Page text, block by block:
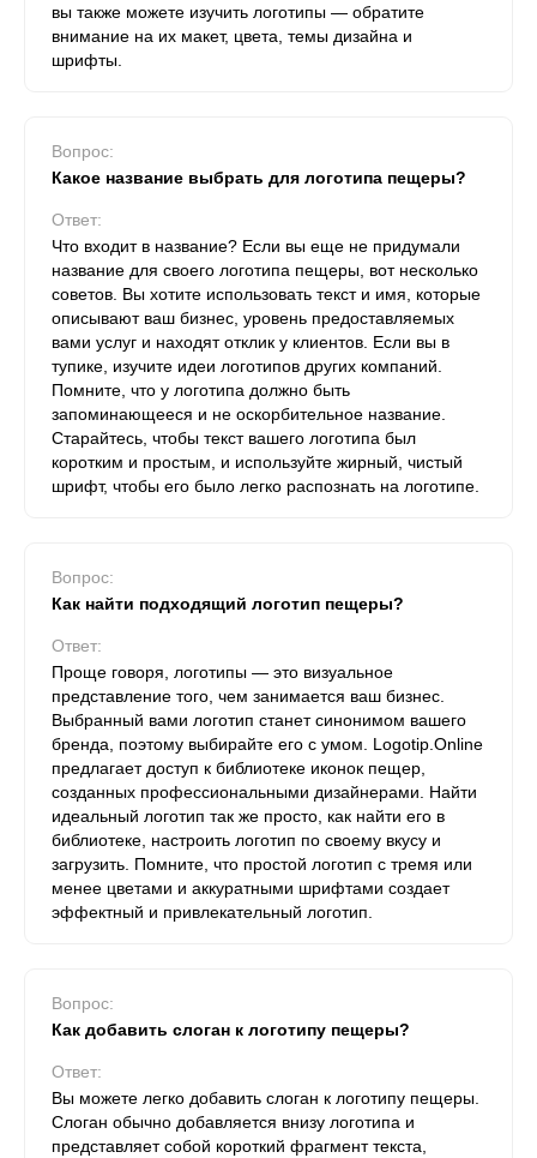
вы также можете изучить логотипы — обратите
внимание на их макет, цвета, темы дизайна и
шрифты.
Вопрос:
Какое название выбрать для логотипа пещеры?
Ответ:
Что входит в название? Если вы еще не придумали
название для своего логотипа пещеры, вот несколько
советов. Вы хотите использовать текст и имя, которые
описывают ваш бизнес, уровень предоставляемых
вами услуг и находят отклик у клиентов. Если вы в
тупике, изучите идеи логотипов других компаний.
Помните, что у логотипа должно быть
запоминающееся и не оскорбительное название.
Старайтесь, чтобы текст вашего логотипа был
коротким и простым, и используйте жирный, чистый
шрифт, чтобы его было легко распознать на логотипе.
Вопрос:
Как найти подходящий логотип пещеры?
Ответ:
Проще говоря, логотипы — это визуальное
представление того, чем занимается ваш бизнес.
Выбранный вами логотип станет синонимом вашего
бренда, поэтому выбирайте его с умом. Logotip.Online
предлагает доступ к библиотеке иконок пещер,
созданных профессиональными дизайнерами. Найти
идеальный логотип так же просто, как найти его в
библиотеке, настроить логотип по своему вкусу и
загрузить. Помните, что простой логотип с тремя или
менее цветами и аккуратными шрифтами создает
эффектный и привлекательный логотип.
Вопрос:
Как добавить слоган к логотипу пещеры?
Ответ:
Вы можете легко добавить слоган к логотипу пещеры.
Слоган обычно добавляется внизу логотипа и
представляет собой короткий фрагмент текста,